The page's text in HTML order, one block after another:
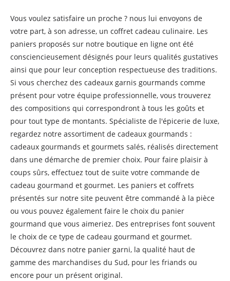
Vous voulez satisfaire un proche ? nous lui envoyons de
votre part, à son adresse, un coffret cadeau culinaire. Les
paniers proposés sur notre boutique en ligne ont été
consciencieusement désignés pour leurs qualités gustatives
ainsi que pour leur conception respectueuse des traditions.
Si vous cherchez des cadeaux garnis gourmands comme
présent pour votre équipe professionnelle, vous trouverez
des compositions qui correspondront à tous les goûts et
pour tout type de montants. Spécialiste de l'épicerie de luxe,
regardez notre assortiment de cadeaux gourmands :
cadeaux gourmands et gourmets salés, réalisés directement
dans une démarche de premier choix. Pour faire plaisir à
coups sûrs, effectuez tout de suite votre commande de
cadeau gourmand et gourmet. Les paniers et coffrets
présentés sur notre site peuvent être commandé à la pièce
ou vous pouvez également faire le choix du panier
gourmand que vous aimeriez. Des entreprises font souvent
le choix de ce type de cadeau gourmand et gourmet.
Découvrez dans notre panier garni, la qualité haut de
gamme des marchandises du Sud, pour les friands ou
encore pour un présent original.